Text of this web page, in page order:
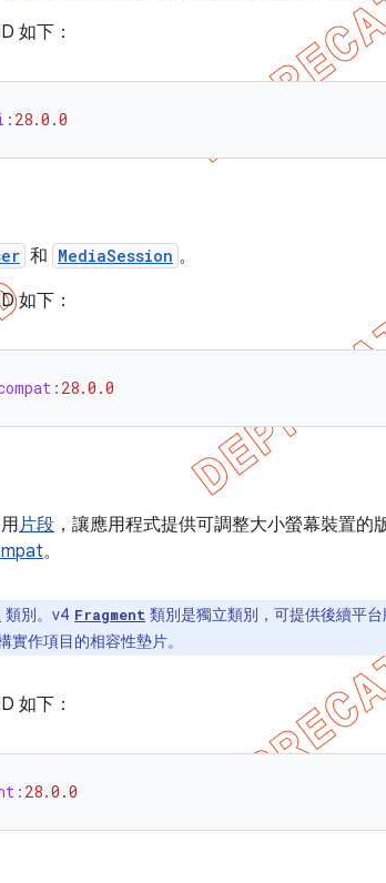
如下：
28.0 .0
和 MediaSession 。
如下：
28.0 .0
片段 ，讓應用程式提供可調整大小螢幕裝置的
。
類別。v4 Fragment 類別是獨立類別，可提供後續平
實作項目的相容性墊片。
如下：
28.0 .0